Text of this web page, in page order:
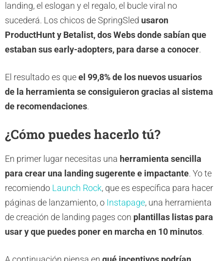
landing, el eslogan y el regalo, el bucle viral no
sucederá. Los chicos de SpringSled usaron
ProductHunt y Betalist, dos Webs donde sabían que
estaban sus early-adopters, para darse a conocer.
El resultado es queel 99,8% de los nuevos usuarios
de la herramienta se consiguieron gracias al sistema
de recomendaciones.
¿Cómo puedes hacerlo tú?
En primer lugar necesitas una herramienta sencilla
para crear una landing sugerente e impactante. Yo te
recomiendo Launch Rock, que es específica para hacer
páginas de lanzamiento, o Instapage, una herramienta
de creación de landing pages con plantillas listas para
usar y que puedes poner en marcha en 10 minutos.